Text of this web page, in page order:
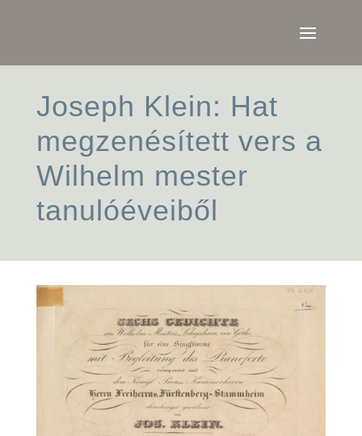
Joseph Klein: Hat
megzenésített vers a
Wilhelm mester
tanulóéveiből